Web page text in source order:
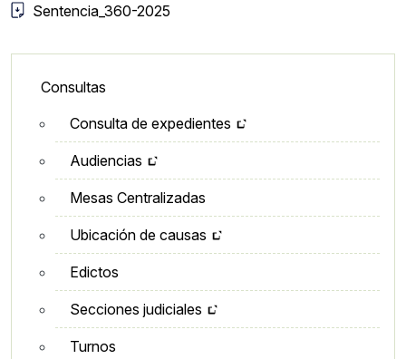
Sentencia_360-2025
Lateral - Menú secundario
Consultas
Consulta de expedientes
Audiencias
Mesas Centralizadas
Ubicación de causas
Edictos
Secciones judiciales
Turnos